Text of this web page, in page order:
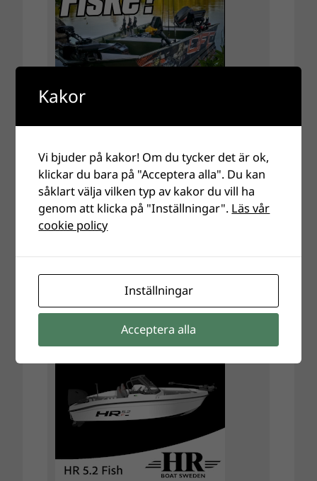
Kakor
Vi bjuder på kakor! Om du tycker det är ok,
klickar du bara på "Acceptera alla". Du kan
såklart välja vilken typ av kakor du vill ha
genom att klicka på "Inställningar". Läs vår
cookie policy
Inställningar
Acceptera alla